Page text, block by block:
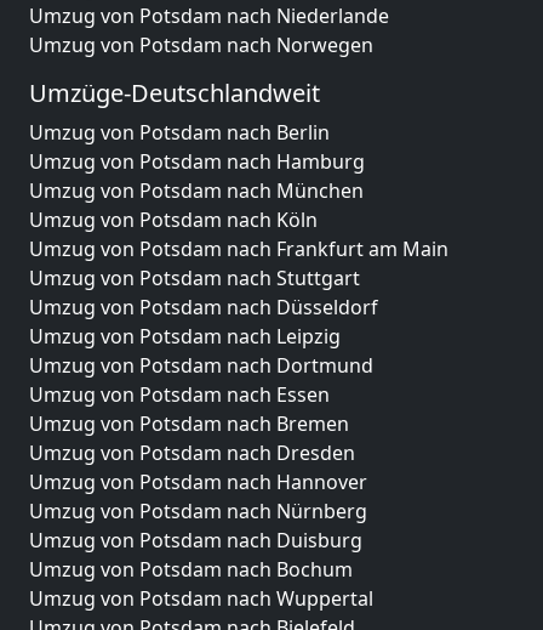
Umzug von Potsdam nach Niederlande
Umzug von Potsdam nach Norwegen
Umzüge-Deutschlandweit
Umzug von Potsdam nach Berlin
Umzug von Potsdam nach Hamburg
Umzug von Potsdam nach München
Umzug von Potsdam nach Köln
Umzug von Potsdam nach Frankfurt am Main
Umzug von Potsdam nach Stuttgart
Umzug von Potsdam nach Düsseldorf
Umzug von Potsdam nach Leipzig
Umzug von Potsdam nach Dortmund
Umzug von Potsdam nach Essen
Umzug von Potsdam nach Bremen
Umzug von Potsdam nach Dresden
Umzug von Potsdam nach Hannover
Umzug von Potsdam nach Nürnberg
Umzug von Potsdam nach Duisburg
Umzug von Potsdam nach Bochum
Umzug von Potsdam nach Wuppertal